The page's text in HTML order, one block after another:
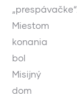
„prespávačke“.
Miestom
konania
bol
Misijný
dom